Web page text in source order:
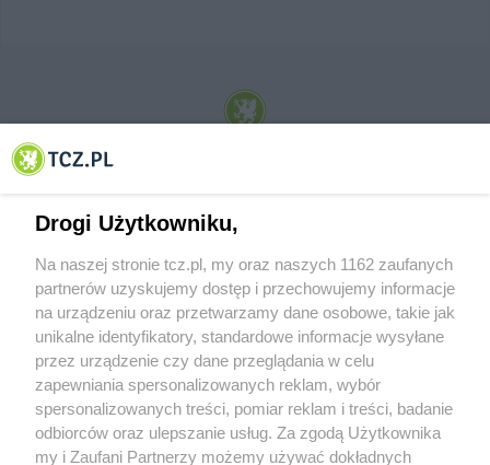
© 2001-2026 Tczew - TCZ.PL Sp. z o.o. Internetowy Serwis Informacyjny Miasta
O FIRMIE POLITYKA PRYWATNOŚCI HOSTING
REKLAMA WSPÓŁPRACA RSS FACEBOOK KONTAKT
Drogi Użytkowniku,
Na naszej stronie tcz.pl, my oraz naszych 1162 zaufanych
partnerów uzyskujemy dostęp i przechowujemy informacje
na urządzeniu oraz przetwarzamy dane osobowe, takie jak
unikalne identyfikatory, standardowe informacje wysyłane
przez urządzenie czy dane przeglądania w celu
zapewniania spersonalizowanych reklam, wybór
spersonalizowanych treści, pomiar reklam i treści, badanie
odbiorców oraz ulepszanie usług. Za zgodą Użytkownika
my i Zaufani Partnerzy możemy używać dokładnych